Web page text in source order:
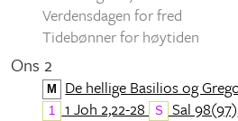
Verdensdagen for fred
Tidebønner for høytiden
Ons 2
M De hellige Basilios og
1 1 Joh 2,22-28 S Sal